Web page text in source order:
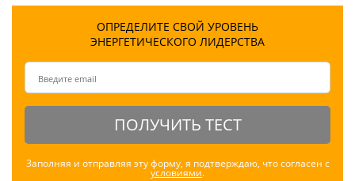
ОПРЕДЕЛИТЕ СВОЙ УРОВЕНЬ
ЭНЕРГЕТИЧЕСКОГО ЛИДЕРСТВА
ПОЛУЧИТЬ ТЕСТ
Заполняя и отправляя эту форму, я подтверждаю, что согласен с
условиями.